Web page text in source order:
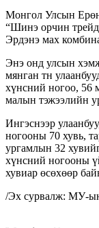
Монгол Улсын
“Шинэ орчин
Эрдэнэ мах
Энэ онд улсын
мянган тн
хүнсний ногоо, 56
малын тэжээлийн
Ингэснээр
ногооны 70 хувь,
ургамлын 32
хүнсний ногооны
хувиар өсөхөөр
/Эх сурвалж: МУ-